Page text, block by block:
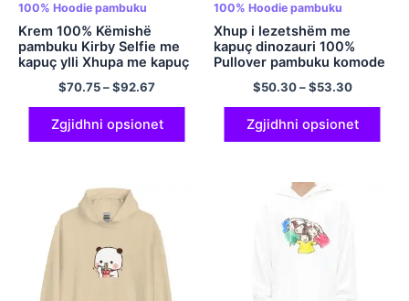
100% Hoodie pambuku
Krem 100% Këmishë
pambuku Kirby Selfie me
kapuç ylli Xhupa me kapuç
lojrash Këmishë e
lezetshme Kirby gamer për
vajza
$70.75–$92.67
Zgjidhni opsionet
100% Hoodie pambuku
Xhup i lezetshëm me
kapuç dinozauri 100%
Pullover pambuku komode
me kapuç me xhaketë me
këllëf me përmasa të
mëdha për burra dhe gra
$50.30–$53.30
Zgjidhni opsionet